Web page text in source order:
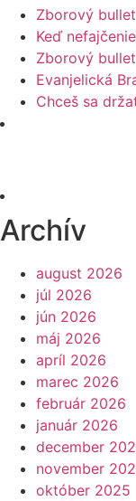
Zborový
Keď
Zborový
Evanjelická
Chceš sa
Archív
august 2026
júl 2026
jún 2026
máj 2026
apríl 2026
marec 2026
február 2026
január 2026
december
november
október 2025